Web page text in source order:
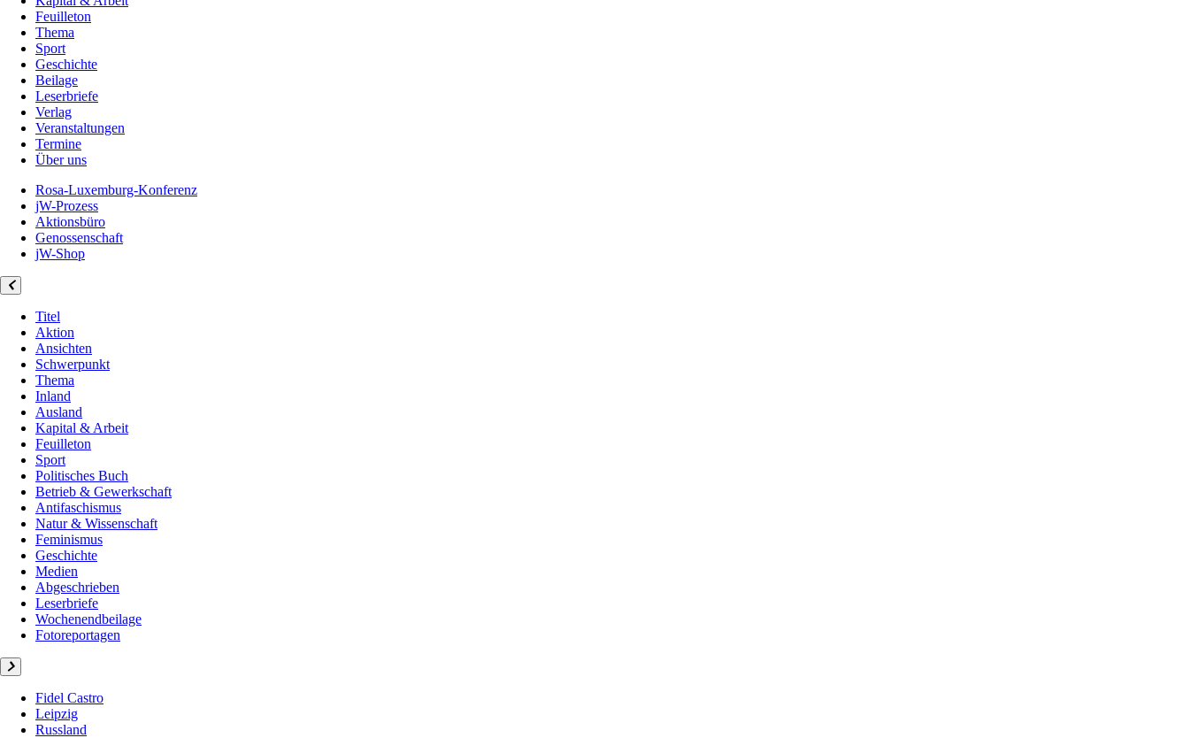
Feuilleton
Thema
Sport
Geschichte
Beilage
Leserbriefe
Verlag
Veranstaltungen
Termine
Über uns
Rosa-Luxemburg-Konferenz
jW-Prozess
Aktionsbüro
Genossenschaft
jW-Shop
Titel
Aktion
Ansichten
Schwerpunkt
Thema
Inland
Ausland
Kapital & Arbeit
Feuilleton
Sport
Politisches Buch
Betrieb & Gewerkschaft
Antifaschismus
Natur & Wissenschaft
Feminismus
Geschichte
Medien
Abgeschrieben
Leserbriefe
Wochenendbeilage
Fotoreportagen
Fidel Castro
Leipzig
Russland